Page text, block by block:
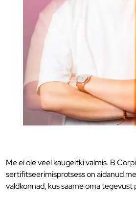
Me ei ole veel kaugeltki valmis. B Corpi
sertifitseerimisprotsess on aidanud
valdkonnad, kus saame oma tegevust